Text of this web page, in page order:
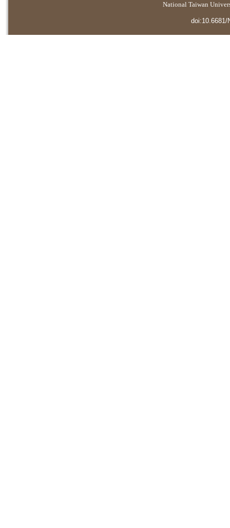
National Taiwan
doi:10.6681/